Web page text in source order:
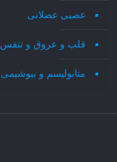
عصبی عضلانی
قلب و عروق و تنفس
متابولیسم و بیوشیمی